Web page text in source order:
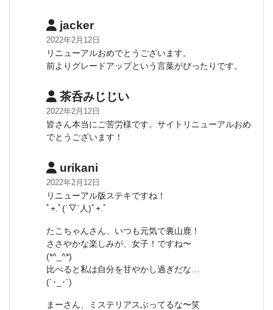
jacker
2022年2月12日
リニューアルおめでとうございます。
前よりグレードアップという言葉がぴったりです。
茶呑みじじい
2022年2月12日
皆さん本当にご苦労様です。サイトリニューアルおめ
でとうございます！
urikani
2022年2月12日
リニューアル版ステキですね！
ﾟ+.ﾟ(´▽`人)ﾟ+.ﾟ
たこちゃんさん、いつも元気で裏山鹿！
ささやかな楽しみが、女子！ですね〜
(*^_^*)
比べると私は自分を甘やかし過ぎだな…
(´･_･`)
まーさん、ミステリアスぶってるな〜笑